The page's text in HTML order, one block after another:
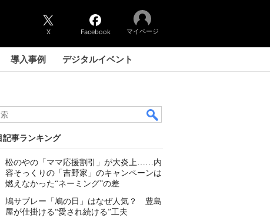
X Facebook マイページ
導入事例 デジタルイベント
記事ランキング
松のやの「ママ応援割引」が大炎上……内
容そっくりの「吉野家」のキャンペーンは
燃えなかった“ネーミング”の差
鳩サブレー「鳩の日」はなぜ人気？ 豊島
屋が仕掛ける“愛され続ける”工夫